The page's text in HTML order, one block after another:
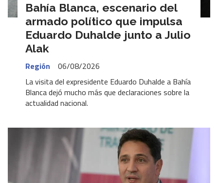
Bahía Blanca, escenario del
armado político que impulsa
Eduardo Duhalde junto a Julio
Alak
Región
06/08/2026
La visita del expresidente Eduardo Duhalde a Bahía
Blanca dejó mucho más que declaraciones sobre la
actualidad nacional.